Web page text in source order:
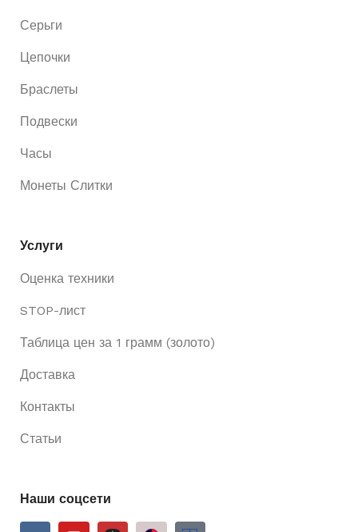
Серьги
Цепочки
Браслеты
Подвески
Часы
Монеты Слитки
Услуги
Оценка техники
STOP-лист
Таблица цен за 1 грамм (золото)
Доставка
Контакты
Статьи
Наши соцсети